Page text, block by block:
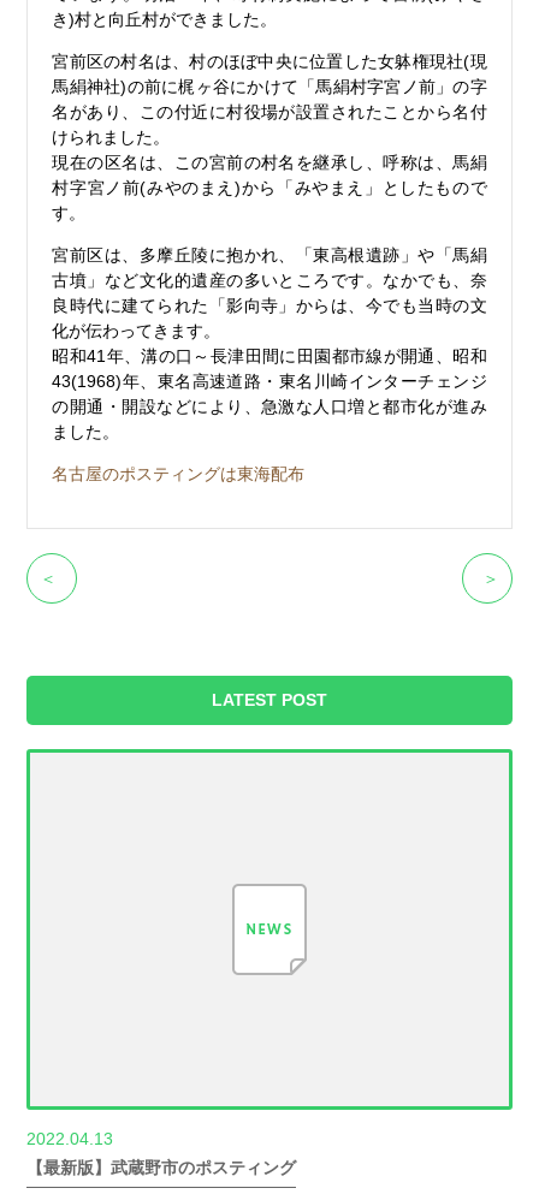
き)村と向丘村ができました。
宮前区の村名は、村のほぼ中央に位置した女躰権現社(現
馬絹神社)の前に梶ヶ谷にかけて「馬絹村字宮ノ前」の字
名があり、この付近に村役場が設置されたことから名付
けられました。
現在の区名は、この宮前の村名を継承し、呼称は、馬絹
村字宮ノ前(みやのまえ)から「みやまえ」としたもので
す。
宮前区は、多摩丘陵に抱かれ、「東高根遺跡」や「馬絹
古墳」など文化的遺産の多いところです。なかでも、奈
良時代に建てられた「影向寺」からは、今でも当時の文
化が伝わってきます。
昭和41年、溝の口～長津田間に田園都市線が開通、昭和
43(1968)年、東名高速道路・東名川崎インターチェンジ
の開通・開設などにより、急激な人口増と都市化が進み
ました。
名古屋のポスティングは東海配布
＞
＜
LATEST POST
2022.04.13
【最新版】武蔵野市のポスティング